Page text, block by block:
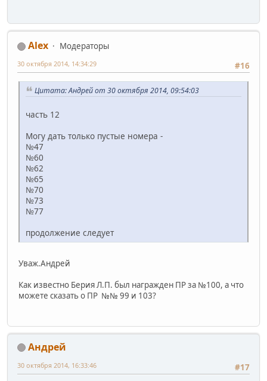
Alex
Модераторы
#16
30 октября 2014, 14:34:29
Цитата: Андрей от 30 октября 2014, 09:54:03
часть 12
Могу дать только пустые номера -
№47
№60
№62
№65
№70
№73
№77
продолжение следует
Уваж.Андрей
Как известно Берия Л.П. был награжден ПР за №100, а что
можете сказать о ПР №№ 99 и 103?
Андрей
#17
30 октября 2014, 16:33:46